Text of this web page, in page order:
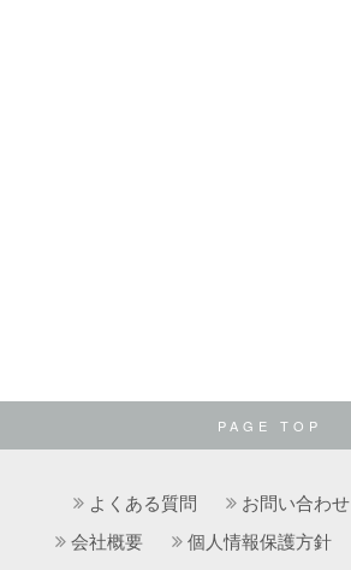
PAGE TOP
よくある質問 お問い合わせ
会社概要
個人情報保護方針